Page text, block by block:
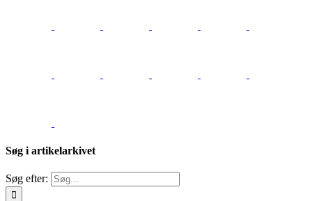
Søg i artikelarkivet
Søg efter: